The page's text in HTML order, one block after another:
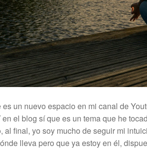
es un nuevo espacio en mi canal de
el blog sí que es un tema que he
al final, yo soy mucho de seguir mi
lleva pero que ya estoy en él,